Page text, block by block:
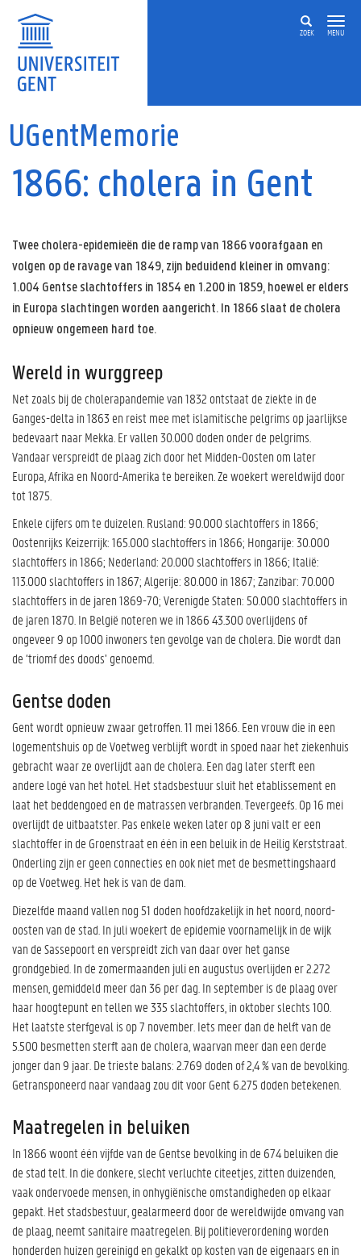
ZOEK MENU
UGentMemorie
1866: cholera in Gent
Twee cholera-epidemieën die de ramp van 1866 voorafgaan en
volgen op de ravage van 1849, zijn beduidend kleiner in omvang:
1.004 Gentse slachtoffers in 1854 en 1.200 in 1859, hoewel er elders
in Europa slachtingen worden aangericht. In 1866 slaat de cholera
opnieuw ongemeen hard toe.
Wereld in wurggreep
Net zoals bij de cholerapandemie van 1832 ontstaat de ziekte in de
Ganges-delta in 1863 en reist mee met islamitische pelgrims op jaarlijkse
bedevaart naar Mekka. Er vallen 30.000 doden onder de pelgrims.
Vandaar verspreidt de plaag zich door het Midden-Oosten om later
Europa, Afrika en Noord-Amerika te bereiken. Ze woekert wereldwijd door
tot 1875.
Enkele cijfers om te duizelen. Rusland: 90.000 slachtoffers in 1866;
Oostenrijks Keizerrijk: 165.000 slachtoffers in 1866; Hongarije: 30.000
slachtoffers in 1866; Nederland: 20.000 slachtoffers in 1866; Italië:
113.000 slachtoffers in 1867; Algerije: 80.000 in 1867; Zanzibar: 70.000
slachtoffers in de jaren 1869-70; Verenigde Staten: 50.000 slachtoffers in
de jaren 1870. In België noteren we in 1866 43.300 overlijdens of
ongeveer 9 op 1000 inwoners ten gevolge van de cholera. Die wordt dan
de ‘triomf des doods’ genoemd.
Gentse doden
Gent wordt opnieuw zwaar getroffen. 11 mei 1866. Een vrouw die in een
logementshuis op de Voetweg verblijft wordt in spoed naar het ziekenhuis
gebracht waar ze overlijdt aan de cholera. Een dag later sterft een
andere logé van het hotel. Het stadsbestuur sluit het etablissement en
laat het beddengoed en de matrassen verbranden. Tevergeefs. Op 16 mei
overlijdt de uitbaatster. Pas enkele weken later op 8 juni valt er een
slachtoffer in de Groenstraat en één in een beluik in de Heilig Kerststraat.
Onderling zijn er geen connecties en ook niet met de besmettingshaard
op de Voetweg. Het hek is van de dam.
Diezelfde maand vallen nog 51 doden hoofdzakelijk in het noord, noord-
oosten van de stad. In juli woekert de epidemie voornamelijk in de wijk
van de Sassepoort en verspreidt zich van daar over het ganse
grondgebied. In de zomermaanden juli en augustus overlijden er 2.272
mensen, gemiddeld meer dan 36 per dag. In september is de plaag over
haar hoogtepunt en tellen we 335 slachtoffers, in oktober slechts 100.
Het laatste sterfgeval is op 7 november. Iets meer dan de helft van de
5.500 besmetten sterft aan de cholera, waarvan meer dan een derde
jonger dan 9 jaar. De trieste balans: 2.769 doden of 2,4 % van de bevolking.
Getransponeerd naar vandaag zou dit voor Gent 6.275 doden betekenen.
Maatregelen in beluiken
In 1866 woont één vijfde van de Gentse bevolking in de 674 beluiken die
de stad telt. In die donkere, slecht verluchte citeetjes, zitten duizenden,
vaak ondervoede mensen, in onhygiënische omstandigheden op elkaar
gepakt. Het stadsbestuur, gealarmeerd door de wereldwijde omvang van
de plaag, neemt sanitaire maatregelen. Bij politieverordening worden
honderden huizen gereinigd en gekalkt op kosten van de eigenaars en in